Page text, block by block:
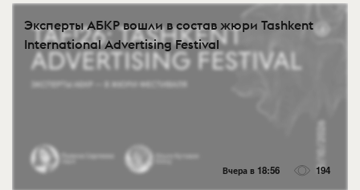
Эксперты АБКР вошли в состав жюри Tashkent
International Advertising Festival
Вчера в 18:56 194